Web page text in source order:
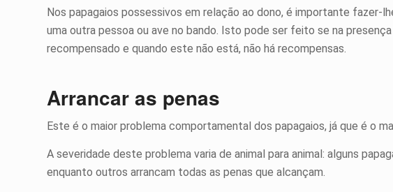
Nos papagaios possessivos em relação ao dono, é importante fazer-
uma outra pessoa ou ave no bando. Isto pode ser feito se na
recompensado e quando este não está, não há recompensas.
Arrancar as penas
Este é o maior problema comportamental dos papagaios, já que é o
A severidade deste problema varia de animal para animal: alguns
enquanto outros arrancam todas as penas que alcançam.